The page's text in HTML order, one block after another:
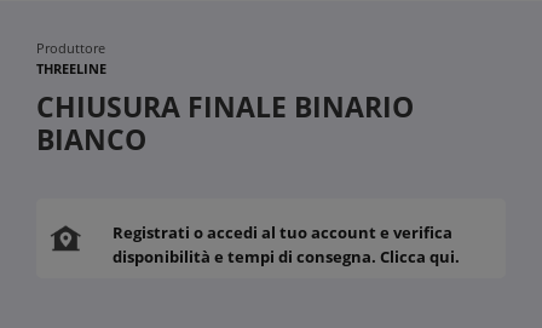
Produttore
THREELINE
CHIUSURA FINALE BINARIO
BIANCO
Registrati o accedi al tuo account e verifica
disponibilità e tempi di consegna. Clicca qui.